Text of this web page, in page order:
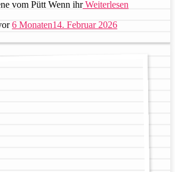
vom Pütt Wenn ihrWeiterlesen
6 Monaten14. Februar 2026